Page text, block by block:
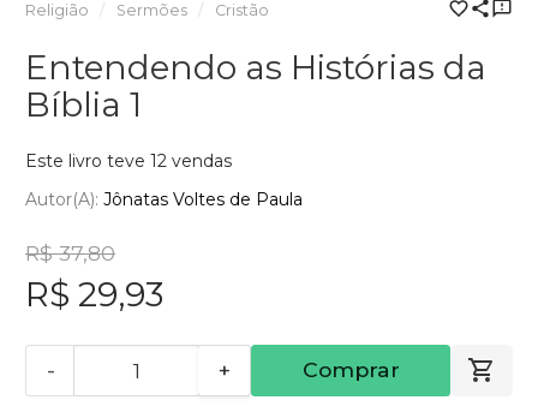
Religião Sermões Cristão
Entendendo as Histórias da
Bíblia 1
Este livro teve 12 vendas
Autor(a): Jônatas Voltes de Paula
R$ 37,80
R$ 29,93
- + Comprar